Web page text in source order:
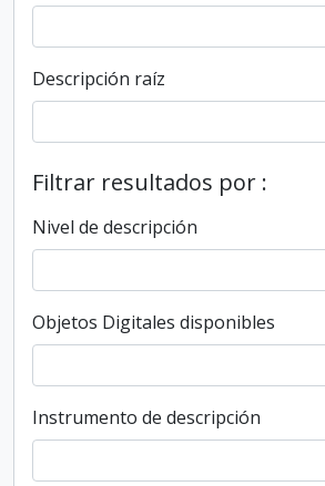
Descripción raíz
Filtrar resultados por :
Nivel de descripción
Objetos Digitales disponibles
Instrumento de descripción